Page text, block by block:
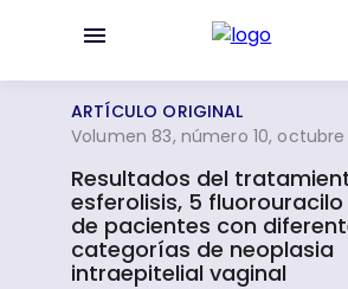
ARTÍCULO ORIGINAL
Volumen 83, número 10, octubre
Resultados del
esferolisis, 5
de pacientes con
categorías de neoplasia
intraepitelial vaginal